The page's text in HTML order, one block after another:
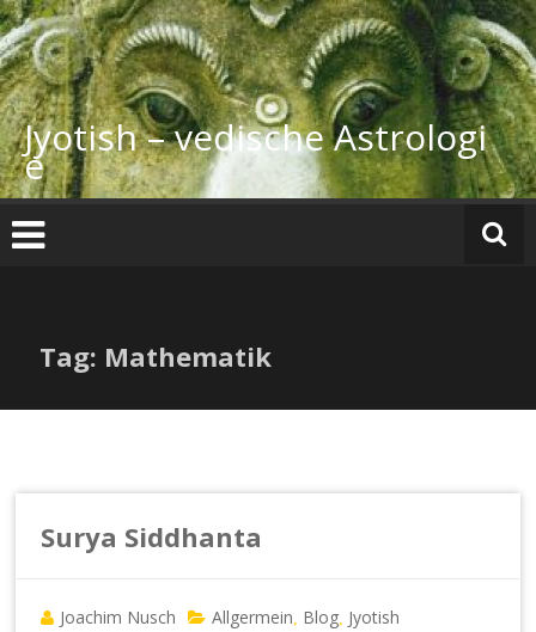
Zum
Inhalt
springen
Jyotish – vedische Astrologi
e
Tag: Mathematik
Surya Siddhanta
Joachim Nusch Allgermein Blog Jyotish